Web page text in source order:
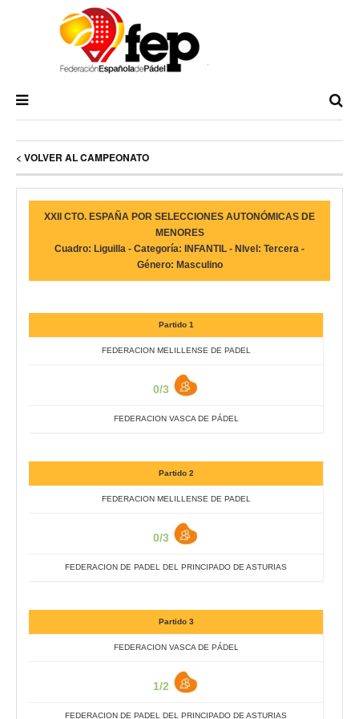
< VOLVER AL CAMPEONATO
XXII CTO. ESPAÑA POR SELECCIONES AUTONÓMICAS DE
MENORES
Cuadro: Liguilla - Categoría: INFANTIL - NIvel: Tercera -
Género: Masculino
Partido 1
FEDERACION MELILLENSE DE PADEL
0/3
FEDERACION VASCA DE PÁDEL
Partido 2
FEDERACION MELILLENSE DE PADEL
0/3
FEDERACION DE PADEL DEL PRINCIPADO DE ASTURIAS
Partido 3
FEDERACION VASCA DE PÁDEL
1/2
FEDERACION DE PADEL DEL PRINCIPADO DE ASTURIAS